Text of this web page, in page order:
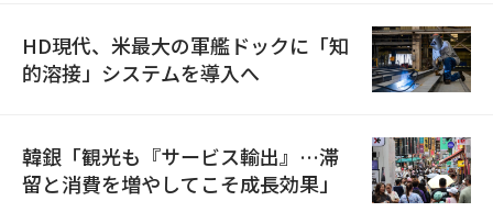
HD現代、米最大の軍艦ドックに「知
的溶接」システムを導入へ
韓銀「観光も『サービス輸出』…滞
留と消費を増やしてこそ成長効果」